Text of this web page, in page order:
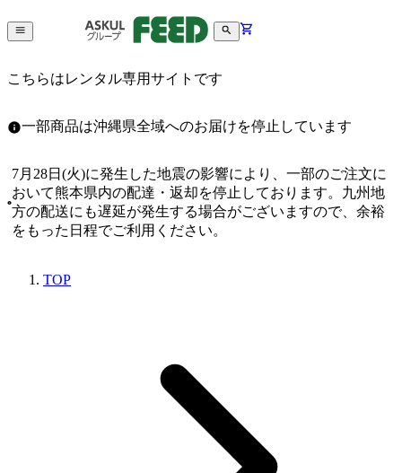
こちらはレンタル専用サイトです
一部商品は沖縄県全域へのお届けを停止しています
7月28日(火)に発生した地震の影響により、一部のご注文に
おいて熊本県内の配達・返却を停止しております。九州地
方の配送にも遅延が発生する場合がございますので、余裕
をもった日程でご利用ください。
TOP